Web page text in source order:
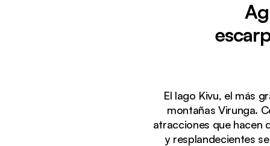
El lago Kivu, el más
montañas Virunga.
atracciones que hacen
y resplandecientes